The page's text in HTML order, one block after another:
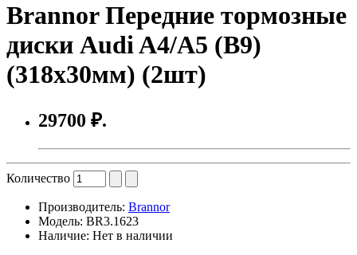
Brannor Передние тормозные
диски Audi A4/A5 (B9)
(318x30мм) (2шт)
29700 ₽.
Количество
Производитель: Brannor
Модель: BR3.1623
Наличие: Нет в наличии